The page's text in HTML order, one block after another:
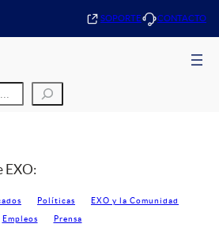
SOPORTE CONTACTO
EXO:
Políticas EXO y la Comunidad
Empleos Prensa